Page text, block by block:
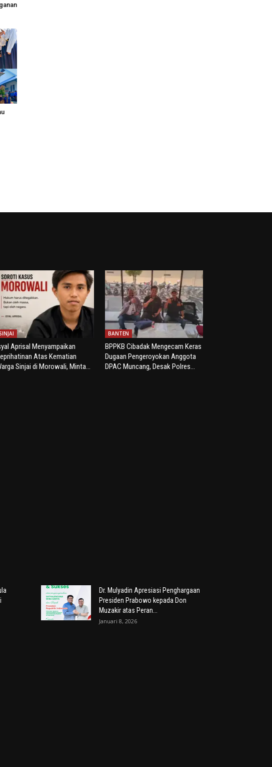
Aprisal Menyampaikan
Atas Kematian
Sinjai di Morowali, Minta...
BANTEN
BPPKB Cibadak Mengecam Keras
Dugaan Pengeroyokan Anggota
DPAC Muncang, Desak Polres...
Dr. Mulyadin Apresiasi Penghargaan
Presiden Prabowo kepada Don
Muzakir atas Peran...
Januari 8, 2026